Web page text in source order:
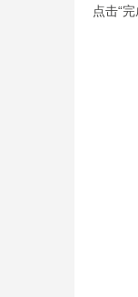
点击“